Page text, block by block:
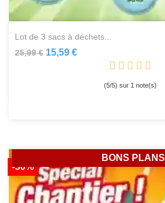
lot de 3 sacs à déchets...
25,99 € 15,59 €
(5/5) sur 1note(s)
-50%
BONS PLANS